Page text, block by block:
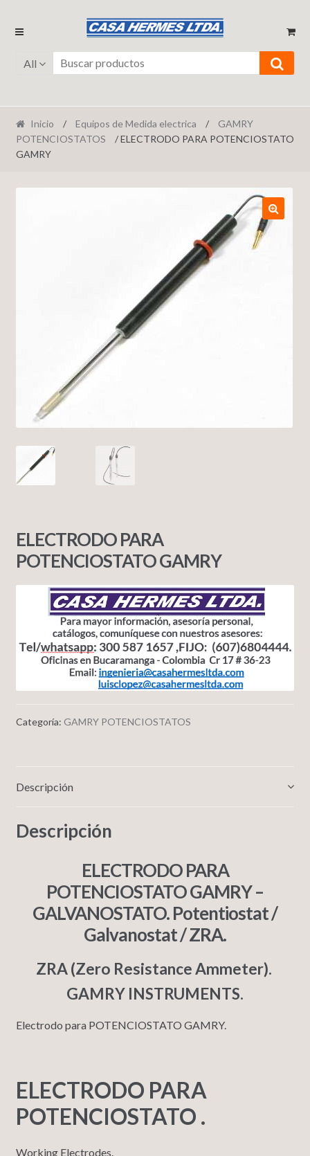
Ir
navegación
Ir
contenido
All
Inicio / Equipos de Medida electrica /
GAMRY
POTENCIOSTATOS
/ ELECTRODO PARA POTENCIOSTATO
GAMRY
ELECTRODO PARA
POTENCIOSTATO GAMRY
Categoría: GAMRY POTENCIOSTATOS
Descripción
Descripción
ELECTRODO PARA
POTENCIOSTATO GAMRY –
GALVANOSTATO. Potentiostat /
Galvanostat / ZRA.
ZRA (Zero Resistance Ammeter).
GAMRY INSTRUMENTS.
Electrodo para POTENCIOSTATO GAMRY.
ELECTRODO PARA
POTENCIOSTATO .
Working Electrodes.